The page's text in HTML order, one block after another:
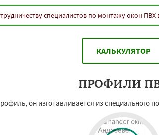
специалистов по монтажу окон ПВХ
КАЛЬКУЛЯТОР
ПРОФИЛИ
он изготавливается из